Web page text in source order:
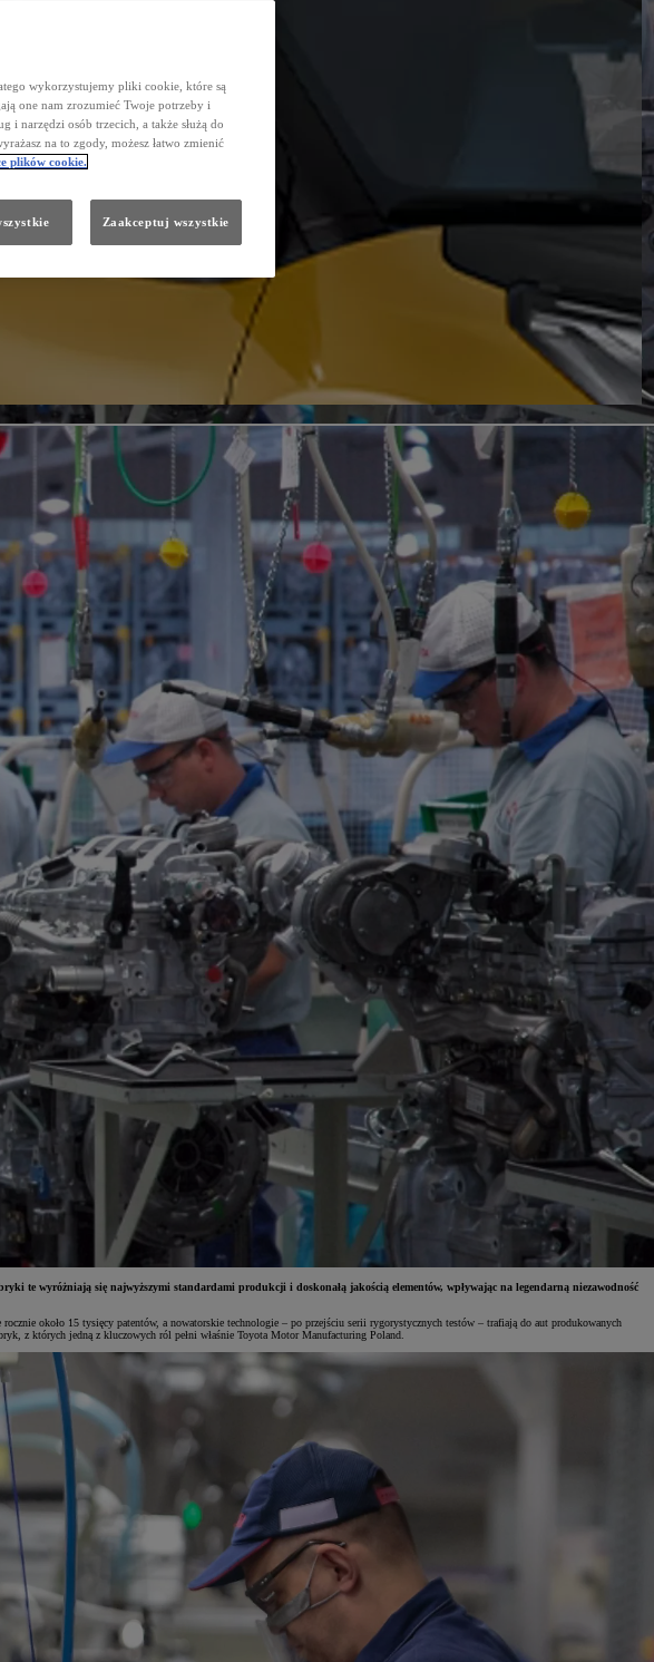
te wyróżniają się najwyższymi standardami produkcji i doskonałą jakością elementów, wpływając na legendarną niezawodność
około 15 tysięcy patentów, a nowatorskie technologie – po przejściu serii rygorystycznych testów – trafiają do aut produkowanych
z których jedną z kluczowych ról pełni właśnie Toyota Motor Manufacturing Poland.
wykorzystujemy pliki cookie, które są
one nam zrozumieć Twoje potrzeby i
i narzędzi osób trzecich, a także służą do
na to zgody, możesz łatwo zmienić
plików cookie.
Zaakceptuj wszystkie